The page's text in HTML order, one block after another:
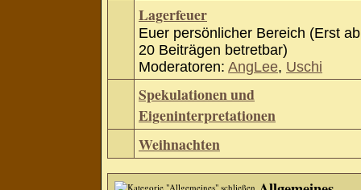
Lagerfeuer
Euer persönlicher Bereich (Erst ab
20 Beiträgen betretbar)
Moderatoren: AngLee, Uschi
Spekulationen und
Eigeninterpretationen
Weihnachten